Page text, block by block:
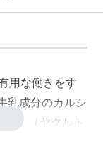
用な働きをす
乳成分のカルシ
」（ヤクルト